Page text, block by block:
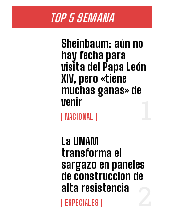
TOP 5 SEMANA
Sheinbaum: aún no
hay fecha para
visita del Papa León
XIV, pero «tiene
muchas ganas» de
venir
NACIONAL
La UNAM
transforma el
sargazo en paneles
de construccion de
alta resistencia
ESPECIALES